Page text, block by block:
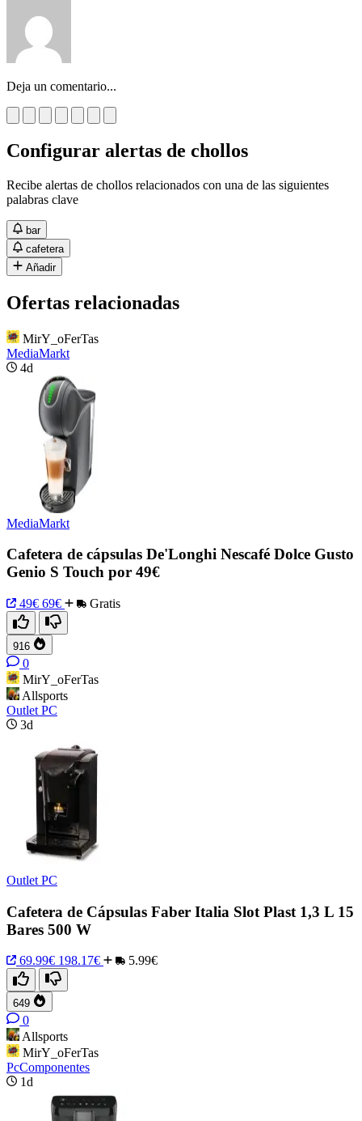
Deja un comentario...
Configurar alertas de chollos
Recibe alertas de chollos relacionados con una de las siguientes
palabras clave
bar
cafetera
Añadir
Ofertas relacionadas
MirY_oFerTas
MediaMarkt
4d
MediaMarkt
Cafetera de cápsulas De'Longhi Nescafé Dolce Gusto
Genio S Touch por 49€
49€ 69€ Gratis
916
0
MirY_oFerTas
Allsports
Outlet PC
3d
Outlet PC
Cafetera de Cápsulas Faber Italia Slot Plast 1,3 L 15
Bares 500 W
69.99€ 198.17€ 5.99€
649
0
Allsports
MirY_oFerTas
PcComponentes
1d